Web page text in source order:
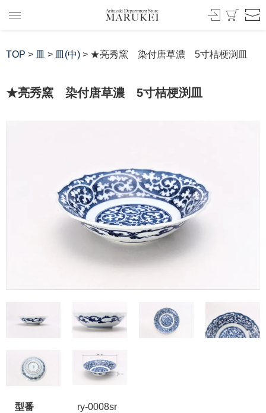
TOP > 皿 > 皿(中) > ★亮秀窯 染付唐草濃 5寸桔梗渕皿
★亮秀窯 染付唐草濃 5寸桔梗渕皿
型番 ry-0008sr